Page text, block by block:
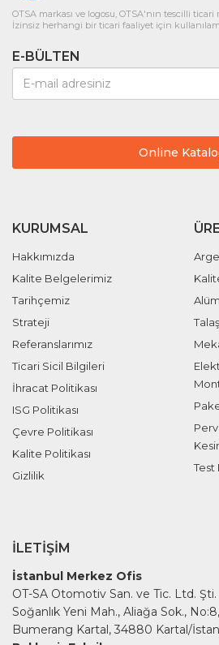
OTSA markası ve logosu, OTSA'nın tescilli ticari
İzinsiz herhangi bir ticari faaliyet için
E-BÜLTEN
Online
KURUMSAL
Hakkımızda
Kalite Belgelerimiz
Tarihçemiz
Strateji
Referanslarımız
Ticari Sicil Bilgileri
İhracat Politikası
ISG Politikası
Çevre Politikası
Kalite Politikası
Gizlilik
Arge
Test
İLETIŞIM
İstanbul Merkez Ofis
OT-SA Otomotiv San. ve Tic. Ltd. Şti.
Soğanlık Yeni Mah., Aliağa Sok., No:8,
Bumerang Kartal, 34880 Kartal/